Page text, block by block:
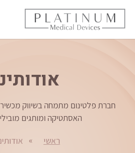
חברת פלטינום מתמחה בשיווק
האסתטיקה ומותגים
ראשי